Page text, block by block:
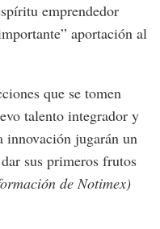
emprendedor
aportación al
que se tomen
talento integrador y
innovación jugarán un
sus primeros frutos
de Notimex)